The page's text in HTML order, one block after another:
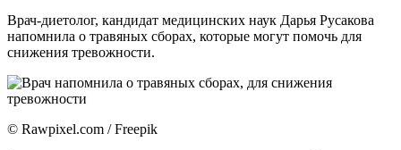
Врач-диетолог, кандидат медицинских наук Дарья Русакова
напомнила о травяных сборах, которые могут помочь для
снижения тревожности.
© Rawpixel.com / Freepik